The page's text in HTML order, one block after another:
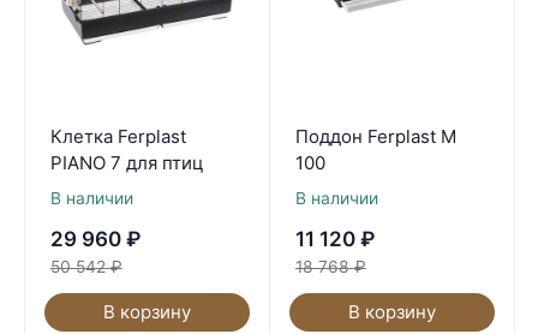
Клетка Ferplast
PIANO 7 для птиц
В наличии
29 960 ₽
50 542 ₽
В корзину
Поддон Ferplast M
100
В наличии
11 120 ₽
18 768 ₽
В корзину